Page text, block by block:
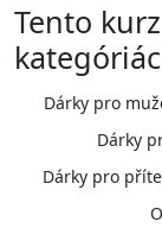
Tento
Dárky pro
Dárky
Dárky pro